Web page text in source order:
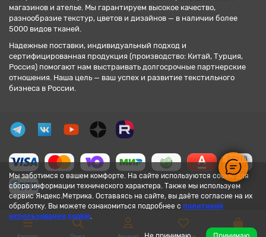
Мы заботимся о вашем комфорте. На сайте используются cookie для
сбора информации технического характера. Также мы используем
сервис Яндекс.Метрика. Оставаясь на сайте, вы даёте согласие на их
обработку. Вы можете ознакомиться подробнее с политикой
использования cookie.
магазинов и ателье. Мы гарантируем высокое качество,
разнообразие текстур, цветов и дизайнов — в наличии более
5000 видов тканей.
Надежные поставки, индивидуальный подход и
сертифицированная продукция (производство: Китай, Турция,
Россия) помогают нам выстраивать долгосрочные партнерские
отношения. Наша цель — ваш успех и развитие текстильного
бизнеса в России.